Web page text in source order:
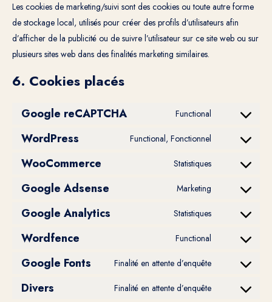
Les cookies de marketing/suivi sont des cookies ou toute autre forme
de stockage local, utilisés pour créer des profils d’utilisateurs afin
d’afficher de la publicité ou de suivre l’utilisateur sur ce site web ou sur
plusieurs sites web dans des finalités marketing similaires.
6. Cookies placés
Google reCAPTCHA Functional
Consent
google-
recaptcha
WordPress Functional, Fonctionnel
Consent
wordpress
WooCommerce Statistiques
Consent
Google Adsense Marketing
Consent
google-
adsense
Google Analytics Statistiques
Consent
google-
analytics
Wordfence Functional
Consent
wordfence
Google Fonts Finalité en attente d’enquête
Consent
Divers Finalité en attente d’enquête
Consent